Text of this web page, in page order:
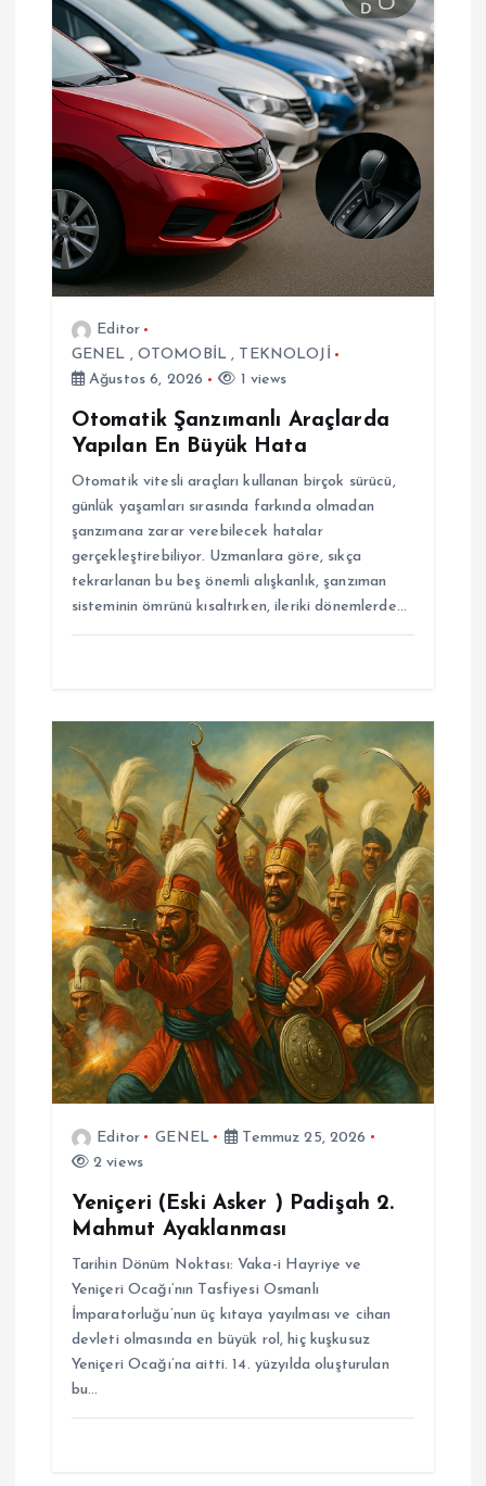
s
Editor
GENEL , OTOMOBİL , TEKNOLOJİ
Ağustos 6, 2026
1 views
Otomatik Şanzımanlı Araçlarda
Yapılan En Büyük Hata
Otomatik vitesli araçları kullanan birçok sürücü,
günlük yaşamları sırasında farkında olmadan
şanzımana zarar verebilecek hatalar
gerçekleştirebiliyor. Uzmanlara göre, sıkça
tekrarlanan bu beş önemli alışkanlık, şanzıman
sisteminin ömrünü kısaltırken, ileriki dönemlerde…
Editor GENEL
Temmuz 25, 2026
2 views
Yeniçeri (Eski Asker ) Padişah 2.
Mahmut Ayaklanması
Tarihin Dönüm Noktası: Vaka-i Hayriye ve
Yeniçeri Ocağı’nın Tasfiyesi Osmanlı
İmparatorluğu’nun üç kıtaya yayılması ve cihan
devleti olmasında en büyük rol, hiç kuşkusuz
Yeniçeri Ocağı’na aitti. 14. yüzyılda oluşturulan
bu…